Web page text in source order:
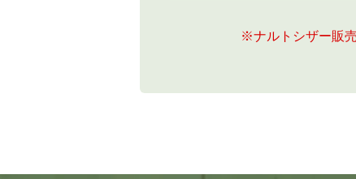
※ナルトシザー販